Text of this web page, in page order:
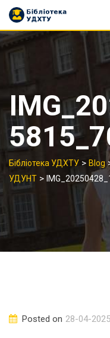
Skip
content
Бібліотека УДХТУ > Blog
УДУНТ >
Posted on 28-04-2025